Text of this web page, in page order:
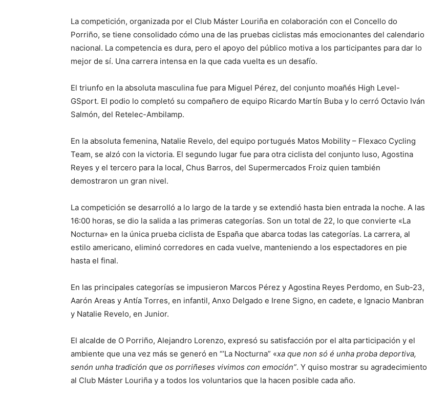
La competición, organizada por el Club Máster Louriña en colaboración con el Concello do
Porriño, se tiene consolidado cómo una de las pruebas ciclistas más emocionantes del calendario
nacional. La competencia es dura, pero el apoyo del público motiva a los participantes para dar lo
mejor de sí. Una carrera intensa en la que cada vuelta es un desafío.
El triunfo en la absoluta masculina fue para Miguel Pérez, del conjunto moañés High Level-
GSport. El podio lo completó su compañero de equipo Ricardo Martín Buba y lo cerró Octavio Iván
Salmón, del Retelec-Ambilamp.
En la absoluta femenina, Natalie Revelo, del equipo portugués Matos Mobility – Flexaco Cycling
Team, se alzó con la victoria. El segundo lugar fue para otra ciclista del conjunto luso, Agostina
Reyes y el tercero para la local, Chus Barros, del Supermercados Froiz quien también
demostraron un gran nivel.
La competición se desarrolló a lo largo de la tarde y se extendió hasta bien entrada la noche. A las
16:00 horas, se dio la salida a las primeras categorías. Son un total de 22, lo que convierte «La
Nocturna» en la única prueba ciclista de España que abarca todas las categorías. La carrera, al
estilo americano, eliminó corredores en cada vuelve, manteniendo a los espectadores en pie
hasta el final.
En las principales categorías se impusieron Marcos Pérez y Agostina Reyes Perdomo, en Sub-23,
Aarón Areas y Antía Torres, en infantil, Anxo Delgado e Irene Signo, en cadete, e Ignacio Manbran
y Natalie Revelo, en Junior.
El alcalde de O Porriño, Alejandro Lorenzo, expresó su satisfacción por el alta participación y el
ambiente que una vez más se generó en “’La Nocturna” «xa que non só é unha proba deportiva,
senón unha tradición que os porriñeses vivimos con emoción”. Y quiso mostrar su agradecimiento
al Club Máster Louriña y a todos los voluntarios que la hacen posible cada año.